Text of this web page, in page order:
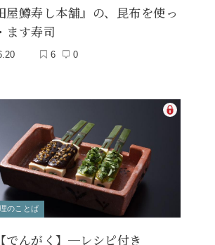
屋鱒寿し本舗』の、昆布を使っ
ます寿司
6 0
のことば
でんがく】─レシピ付き